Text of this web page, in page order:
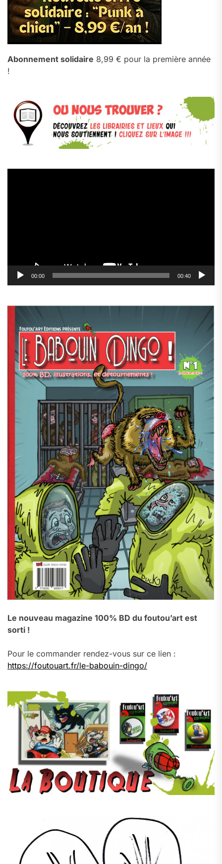
Abonnement solidaire 8,99 € pour la première année
!
00:00 00:40
Le nouveau magazine 100% BD du foutou’art est
sorti !
Pour le commander rendez-vous sur ce lien :
https://foutouart.fr/le-babouin-dingo/